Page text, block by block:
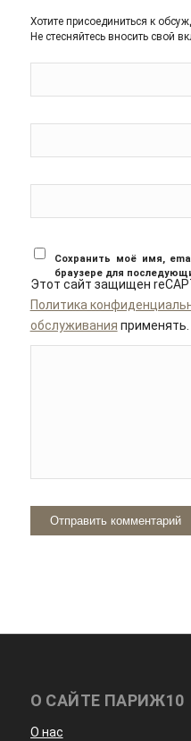
Хотите присоединиться к
Не стесняйтесь вносить свой
Сохранить моё имя,
браузере для
Этот сайт защищен
Политика
обслуживания применять.
О САЙТЕ ПАРИЖ10
О нас